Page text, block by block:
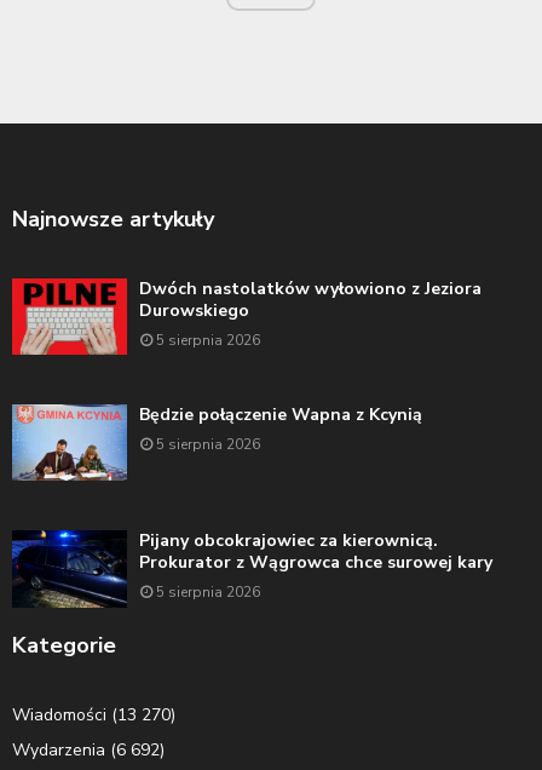
Najnowsze artykuły
Dwóch nastolatków wyłowiono z Jeziora
Durowskiego
5 sierpnia 2026
Będzie połączenie Wapna z Kcynią
5 sierpnia 2026
Pijany obcokrajowiec za kierownicą.
Prokurator z Wągrowca chce surowej kary
5 sierpnia 2026
Kategorie
Wiadomości (13 270)
Wydarzenia (6 692)